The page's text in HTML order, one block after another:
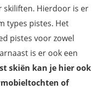
skiliften. Hierdoor is er
types pistes. Het
pistes voor zowel
is er ook een
skiën kan je hier ook
of